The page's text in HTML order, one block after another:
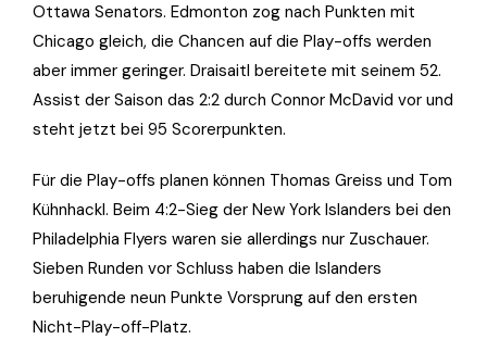
Ottawa Senators. Edmonton zog nach Punkten mit
Chicago gleich, die Chancen auf die Play-offs werden
aber immer geringer. Draisaitl bereitete mit seinem 52.
Assist der Saison das 2:2 durch Connor McDavid vor und
steht jetzt bei 95 Scorerpunkten.
Für die Play-offs planen können Thomas Greiss und Tom
Kühnhackl. Beim 4:2-Sieg der New York Islanders bei den
Philadelphia Flyers waren sie allerdings nur Zuschauer.
Sieben Runden vor Schluss haben die Islanders
beruhigende neun Punkte Vorsprung auf den ersten
Nicht-Play-off-Platz.